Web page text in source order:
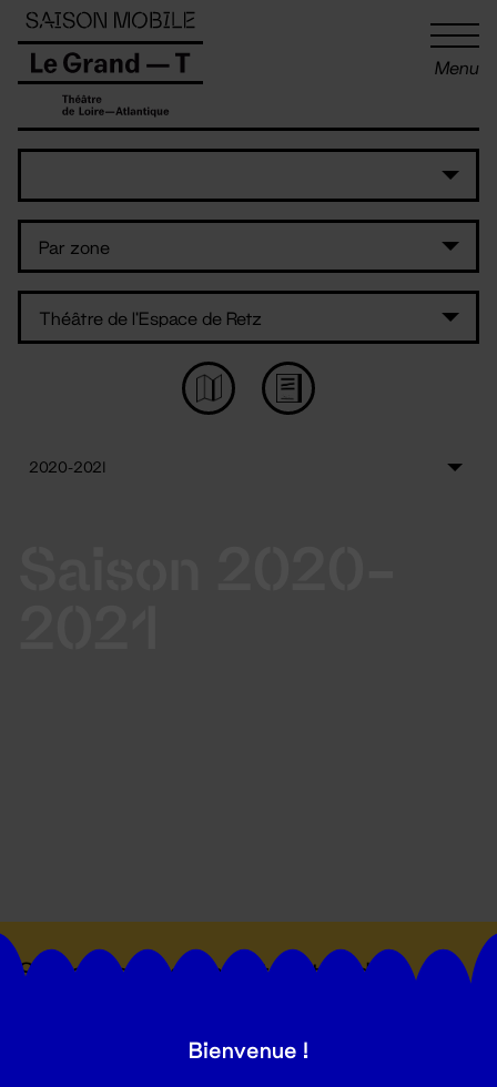
Menu
Suivez toutes les actualités du
Panneau de gestion des cookies
Bienvenue !